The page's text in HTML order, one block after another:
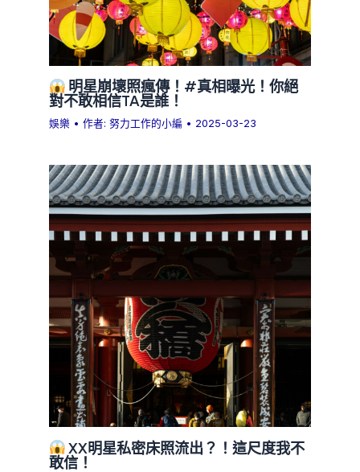
明星崩壞照瘋傳！#真相曝光！你絕
對不敢相信TA是誰！
娛樂 • 作者:努力工作的小編 • 2025-03-23
XX明星私密床照流出？！這尺度我不
敢信！